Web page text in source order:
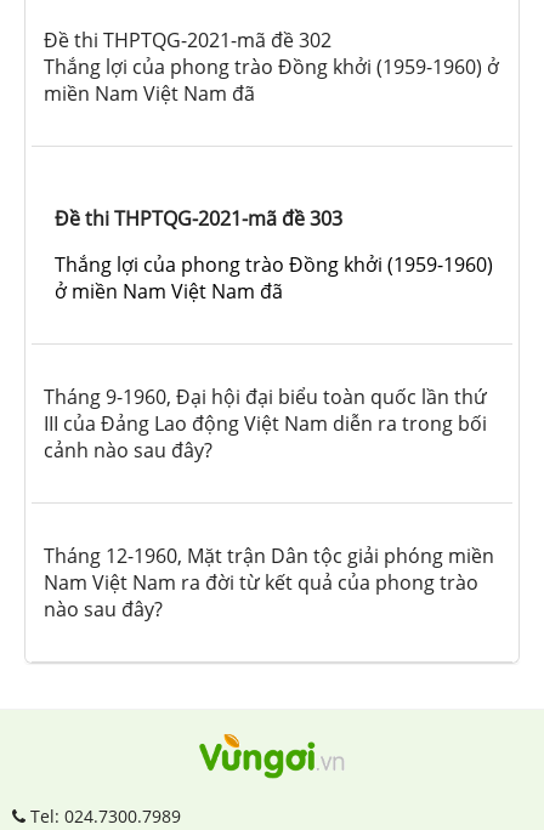
Đề thi THPTQG-2021-mã đề 302
Thắng lợi của phong trào Đồng khởi (1959-1960) ở
miền Nam Việt Nam đã
Đề thi THPTQG-2021-mã đề 303
Thắng lợi của phong trào Đồng khởi (1959-1960)
ở miền Nam Việt Nam đã
Tháng 9-1960, Đại hội đại biểu toàn quốc lần thứ
III của Đảng Lao động Việt Nam diễn ra trong bối
cảnh nào sau đây?
Tháng 12-1960, Mặt trận Dân tộc giải phóng miền
Nam Việt Nam ra đời từ kết quả của phong trào
nào sau đây?
Tel: 024.7300.7989